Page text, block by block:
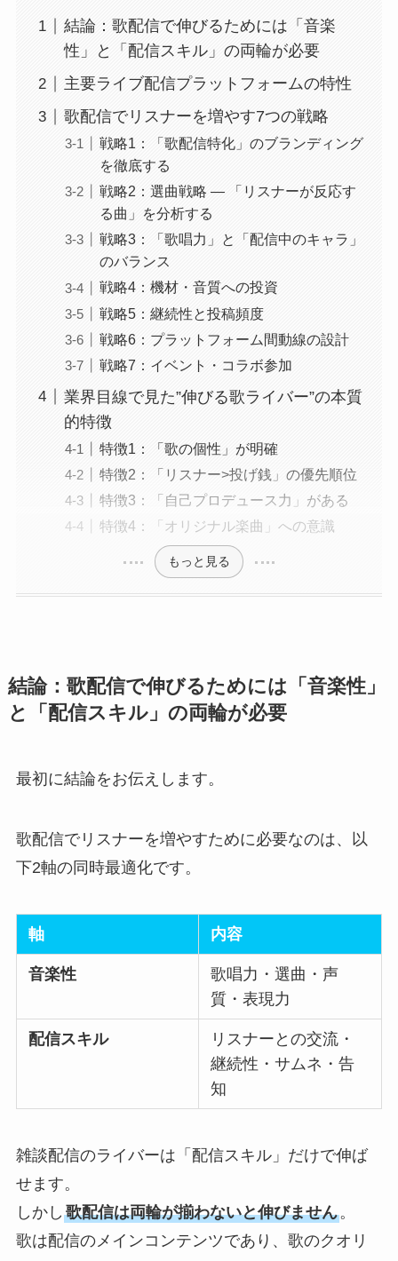
結論：歌配信で伸びるためには「音楽
性」と「配信スキル」の両輪が必要
主要ライブ配信プラットフォームの特性
歌配信でリスナーを増やす7つの戦略
戦略1：「歌配信特化」のブランディング
を徹底する
戦略2：選曲戦略 ― 「リスナーが反応す
る曲」を分析する
戦略3：「歌唱力」と「配信中のキャラ」
のバランス
戦略4：機材・音質への投資
戦略5：継続性と投稿頻度
戦略6：プラットフォーム間動線の設計
戦略7：イベント・コラボ参加
業界目線で見た”伸びる歌ライバー”の本質
的特徴
特徴1：「歌の個性」が明確
特徴2：「リスナー>投げ銭」の優先順位
特徴3：「自己プロデュース力」がある
特徴4：「オリジナル楽曲」への意識
もっと見る
結論：歌配信で伸びるためには「音楽性」
と「配信スキル」の両輪が必要
最初に結論をお伝えします。
歌配信でリスナーを増やすために必要なのは、以
下2軸の同時最適化です。
軸 内容
音楽性
歌唱力・選曲・声
質・表現力
配信スキル
リスナーとの交流・
継続性・サムネ・告
知
雑談配信のライバーは「配信スキル」だけで伸ば
せます。
しかし 歌配信は両輪が揃わないと伸びません。
歌は配信のメインコンテンツであり、歌のクオリ